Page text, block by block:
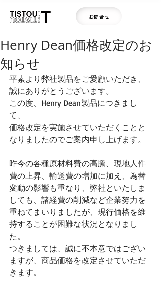
お問合せ
Henry Dean価格改定のお
知らせ
平素より弊社製品をご愛顧いただき、
誠にありがとうございます。
この度、Henry Dean製品につきまし
て、
価格改定を実施させていただくことと
なりましたのでご案内申し上げます。
昨今の各種原材料費の高騰、現地人件
費の上昇、輸送費の増加に加え、為替
変動の影響も重なり、弊社といたしま
しても、諸経費の削減など企業努力を
重ねてまいりましたが、現行価格を維
持することが困難な状況となりまし
た。
つきましては、誠に不本意ではござい
ますが、商品価格を改定させていただ
きます。